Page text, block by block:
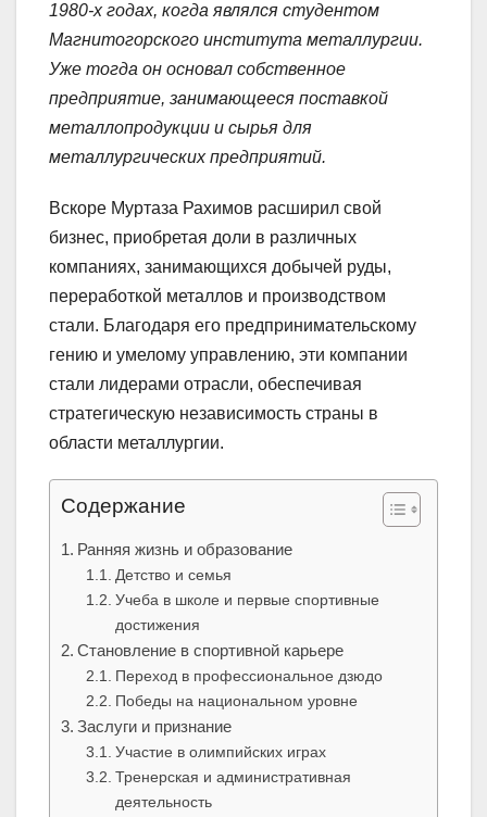
1980-х годах, когда являлся студентом
Магнитогорского института металлургии.
Уже тогда он основал собственное
предприятие, занимающееся поставкой
металлопродукции и сырья для
металлургических предприятий.
Вскоре Муртаза Рахимов расширил свой
бизнес, приобретая доли в различных
компаниях, занимающихся добычей руды,
переработкой металлов и производством
стали. Благодаря его предпринимательскому
гению и умелому управлению, эти компании
стали лидерами отрасли, обеспечивая
стратегическую независимость страны в
области металлургии.
Содержание
Ранняя жизнь и образование
Детство и семья
Учеба в школе и первые спортивные
достижения
Становление в спортивной карьере
Переход в профессиональное дзюдо
Победы на национальном уровне
Заслуги и признание
Участие в олимпийских играх
Тренерская и административная
деятельность